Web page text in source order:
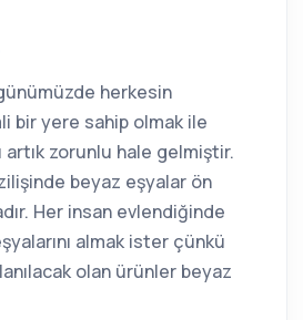
herkesin
bir yere sahip olmak ile
artık zorunlu hale gelmiştir.
beyaz eşyalar ön
Her insan evlendiğinde
almak ister çünkü
olan ürünler beyaz